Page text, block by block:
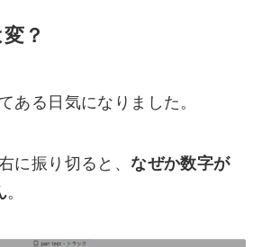
？
ある日気になりました。
に振り切ると、なぜか数字が
。